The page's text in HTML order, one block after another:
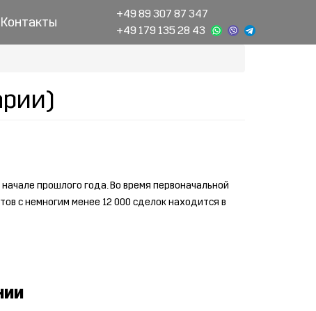
Контакты
+49 89 307 87 347
+49 179 135 28 43
прошлого года. Во время первоначальной
с немногим менее 12 000 сделок находится в